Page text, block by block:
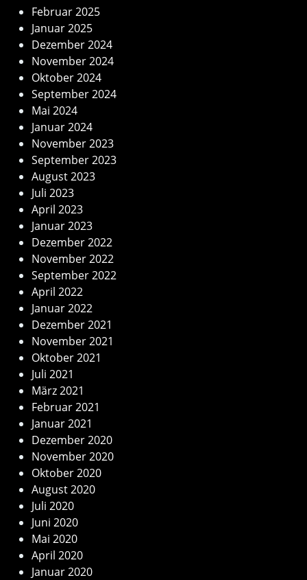
Februar 2025
Januar 2025
Dezember 2024
November 2024
Oktober 2024
September 2024
Mai 2024
Januar 2024
November 2023
September 2023
August 2023
Juli 2023
April 2023
Januar 2023
Dezember 2022
November 2022
September 2022
April 2022
Januar 2022
Dezember 2021
November 2021
Oktober 2021
Juli 2021
März 2021
Februar 2021
Januar 2021
Dezember 2020
November 2020
Oktober 2020
August 2020
Juli 2020
Juni 2020
Mai 2020
April 2020
Januar 2020